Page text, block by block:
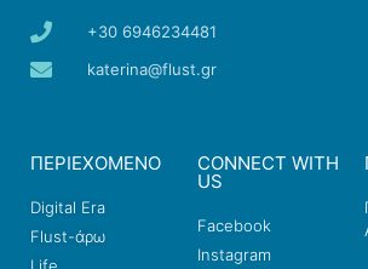
+30 6946234481
katerina@flust.gr
ΠΕΡΙΕΧΟΜΕΝΟ
Digital Era
Flust-άρω
Life
CONNECT WITH
US
Facebook
Instagram